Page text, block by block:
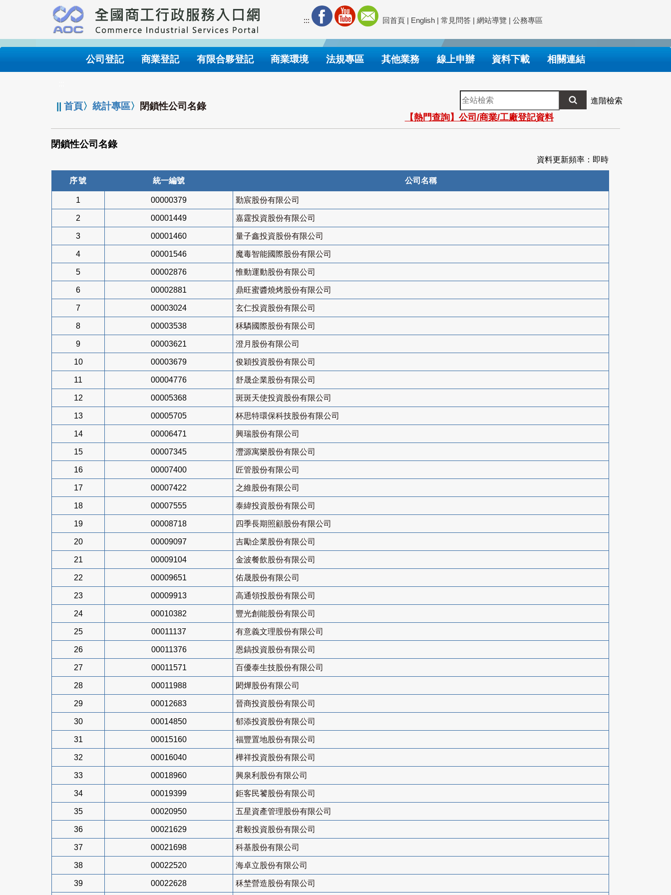
要
內
::: 回首頁 | English | 常見問答 | 網站導覽 | 公務專區
公司登記 商業登記 有限合夥登記 商業環境 法規專區 其他業務 線上申辦 資料下載 相關連結
||首頁〉統計專區〉 閉鎖性公司名錄
全
站
檢
索
進階檢索
【熱門查詢】公司/商業/工廠登記資料
閉鎖性公司名錄
資料更新頻率：即時
序號 統一編號 公司名稱
1 00000379 勤宸股份有限公司
2 00001449 嘉霆投資股份有限公司
3 00001460 量子鑫投資股份有限公司
4 00001546 魔毒智能國際股份有限公司
5 00002876 惟動運動股份有限公司
6 00002881 鼎旺蜜醬燒烤股份有限公司
7 00003024 玄仁投資股份有限公司
8 00003538 秝驎國際股份有限公司
9 00003621 澄月股份有限公司
10 00003679 俊穎投資股份有限公司
11 00004776 舒晟企業股份有限公司
12 00005368 斑斑天使投資股份有限公司
13 00005705 杯思特環保科技股份有限公司
14 00006471 興瑞股份有限公司
15 00007345 灃源寓樂股份有限公司
16 00007400 匠管股份有限公司
17 00007422 之維股份有限公司
18 00007555 泰緯投資股份有限公司
19 00008718 四季長期照顧股份有限公司
20 00009097 吉勵企業股份有限公司
21 00009104 金波餐飲股份有限公司
22 00009651 佑晟股份有限公司
23 00009913 高通領投股份有限公司
24 00010382 豐光創能股份有限公司
25 00011137 有意義文理股份有限公司
26 00011376 恩鎬投資股份有限公司
27 00011571 百優泰生技股份有限公司
28 00011988 閎燁股份有限公司
29 00012683 晉商投資股份有限公司
30 00014850 郁添投資股份有限公司
31 00015160 福豐置地股份有限公司
32 00016040 樺祥投資股份有限公司
33 00018960 興泉利股份有限公司
34 00019399 鉅客民饕股份有限公司
35 00020950 五星資產管理股份有限公司
36 00021629 君毅投資股份有限公司
37 00021698 科基股份有限公司
38 00022520 海卓立股份有限公司
39 00022628 秝埜營造股份有限公司